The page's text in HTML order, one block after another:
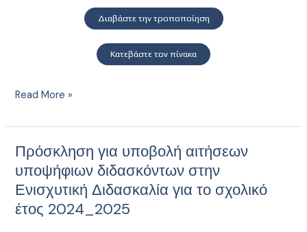
Διαβάστε την τροποποίηση
Κατεβάστε τον πίνακα
Θρησκευμάτων
Αθλητισμού
θέμα:
“Πρόσκληση
για
υποβολή
Read More »
Πρόσκληση για υποβολή αιτήσεων
υποψήφιων διδασκόντων στην
Ενισχυτική Διδασκαλία για το σχολικό
έτος 2024_2025
Πρόσκληση
για
υποβολή
αιτήσεων
υποψήφιων